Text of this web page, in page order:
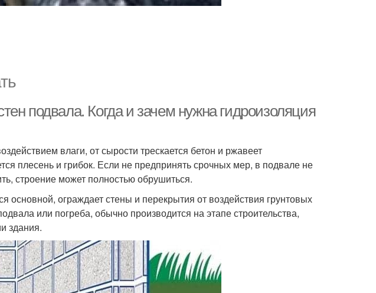
подвала. Когда и зачем нужна гидроизоляция
влаги, от сырости трескается бетон и ржавеет
плесень и грибок. Если не предпринять срочных мер, в подвале не
строение может полностью обрушиться.
основной, ограждает стены и перекрытия от воздействия грунтовых
или погреба, обычно производится на этапе строительства,
здания.